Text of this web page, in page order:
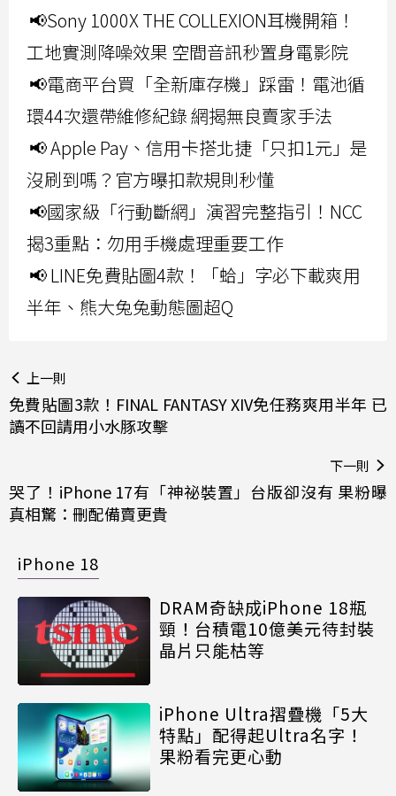
📢Sony 1000X THE COLLEXION耳機開箱！
工地實測降噪效果 空間音訊秒置身電影院
📢電商平台買「全新庫存機」踩雷！電池循
環44次還帶維修紀錄 網揭無良賣家手法
📢 Apple Pay、信用卡搭北捷「只扣1元」是
沒刷到嗎？官方曝扣款規則秒懂
📢國家級「行動斷網」演習完整指引！NCC
揭3重點：勿用手機處理重要工作
📢 LINE免費貼圖4款！「蛤」字必下載爽用
半年、熊大兔兔動態圖超Q
上一則
免費貼圖3款！FINAL FANTASY XIV免任務爽用半年 已
讀不回請用小水豚攻擊
下一則
哭了！iPhone 17有「神祕裝置」台版卻沒有 果粉曝
真相驚：刪配備賣更貴
iPhone 18
DRAM奇缺成iPhone 18瓶
頸！台積電10億美元待封裝
晶片只能枯等
iPhone Ultra摺疊機「5大
特點」配得起Ultra名字！
果粉看完更心動